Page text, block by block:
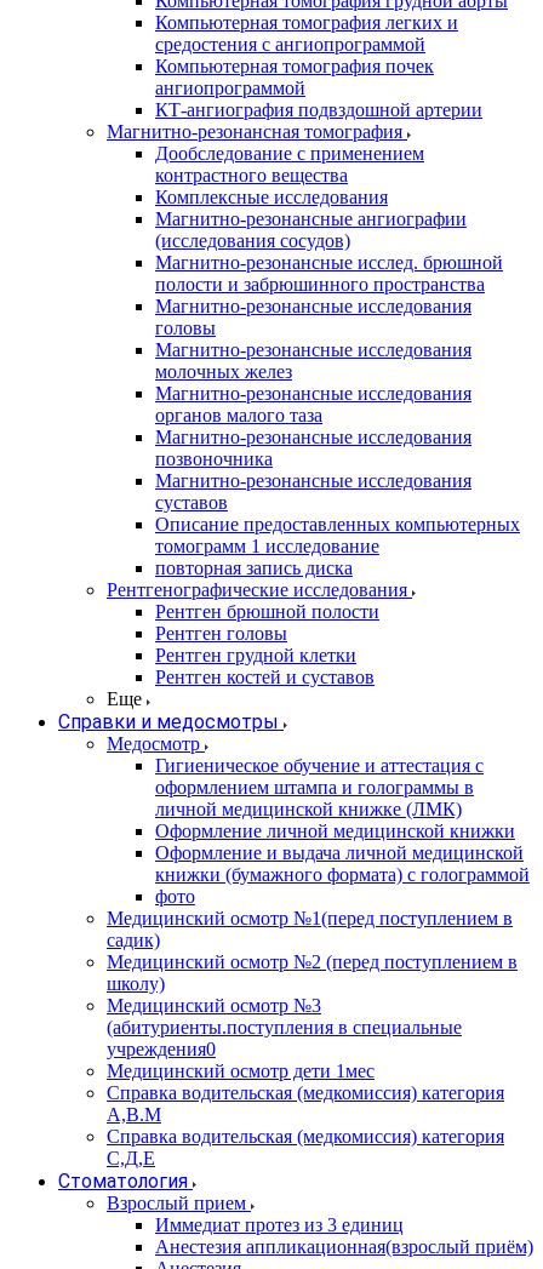
Компьютерная томография легких и
средостения с ангиопрограммой
Компьютерная томография почек
ангиопрограммой
КТ-ангиография подвздошной артерии
Магнитно-резонансная томография
Дообследование с применением
контрастного вещества
Комплексные исследования
Магнитно-резонансные ангиографии
(исследования сосудов)
Магнитно-резонансные исслед. брюшной
полости и забрюшинного пространства
Магнитно-резонансные исследования
головы
Магнитно-резонансные исследования
молочных желез
Магнитно-резонансные исследования
органов малого таза
Магнитно-резонансные исследования
позвоночника
Магнитно-резонансные исследования
суставов
Описание предоставленных компьютерных
томограмм 1 исследование
повторная запись диска
Рентгенографические исследования
Рентген брюшной полости
Рентген головы
Рентген грудной клетки
Рентген костей и суставов
Еще
Справки и медосмотры
Медосмотр
Гигиеническое обучение и аттестация с
оформлением штампа и голограммы в
личной медицинской книжке (ЛМК)
Оформление личной медицинской книжки
Оформление и выдача личной медицинской
книжки (бумажного формата) с голограммой
фото
Медицинский осмотр №1(перед поступлением в
садик)
Медицинский осмотр №2 (перед поступлением в
школу)
Медицинский осмотр №3
(абитуриенты.поступления в специальные
учреждения0
Медицинский осмотр дети 1мес
Справка водительская (медкомиссия) категория
А,В.М
Справка водительская (медкомиссия) категория
С,Д,Е
Стоматология
Взрослый прием
Иммедиат протез из 3 единиц
Анестезия аппликационная(взрослый приём)